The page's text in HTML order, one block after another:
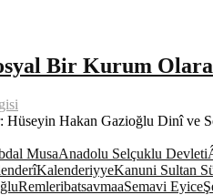
Bir Kurum
Hüseyin Hakan Gazioğlu Dinî ve
MusaAnadolu Selçuklu Devleti
KalenderiyyeKanuni Sultan
RemleribatsavmaaSemavi Eyice